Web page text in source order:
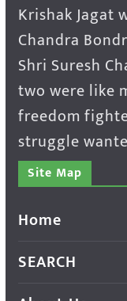
Krishak Jagat
Chandra
Shri Suresh
two were like
freedom
struggle
Site Map
Home
SEARCH